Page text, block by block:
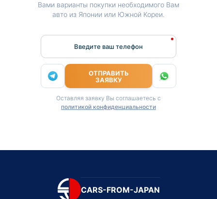
Вами варианты покупки необходимого Вам
авто из Японии или Южной Кореи.
Введите ваш телефон
ОТПРАВИТЬ
ЗАЯВКУ
Оставляя заявку Вы соглашаетесь с
политикой конфиденциальности
CARS-FROM-JAPAN